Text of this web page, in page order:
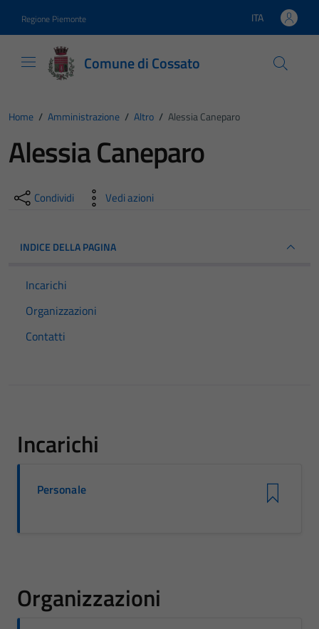
Regione Piemonte Lingua attiva:
ITA
Comune di Cossato
Home / Amministrazione / Altro / Alessia Caneparo
Alessia Caneparo
Condividi Vedi azioni
INDICE DELLA PAGINA
Incarichi
Organizzazioni
Contatti
Incarichi
Personale
Organizzazioni